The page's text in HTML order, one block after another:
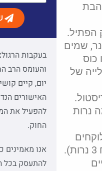
הפתיל.
שמים
כוס
של
נרות
בעקבות
והעומס הרב
יום, קיים
האישורים
להפעיל את
החוק.
אנו מאמינים
להתעסק בכל